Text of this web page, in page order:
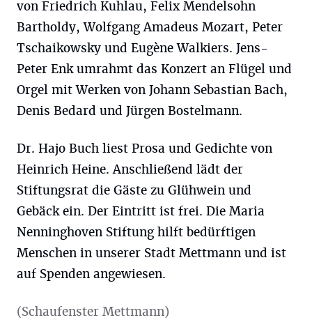
von Friedrich Kuhlau, Felix Mendelsohn
Bartholdy, Wolfgang Amadeus Mozart, Peter
Tschaikowsky und Eugène Walkiers. Jens-
Peter Enk umrahmt das Konzert an Flügel und
Orgel mit Werken von Johann Sebastian Bach,
Denis Bedard und Jürgen Bostelmann.
Dr. Hajo Buch liest Prosa und Gedichte von
Heinrich Heine. Anschließend lädt der
Stiftungsrat die Gäste zu Glühwein und
Gebäck ein. Der Eintritt ist frei. Die Maria
Nenninghoven Stiftung hilft bedürftigen
Menschen in unserer Stadt Mettmann und ist
auf Spenden angewiesen.
(Schaufenster Mettmann)